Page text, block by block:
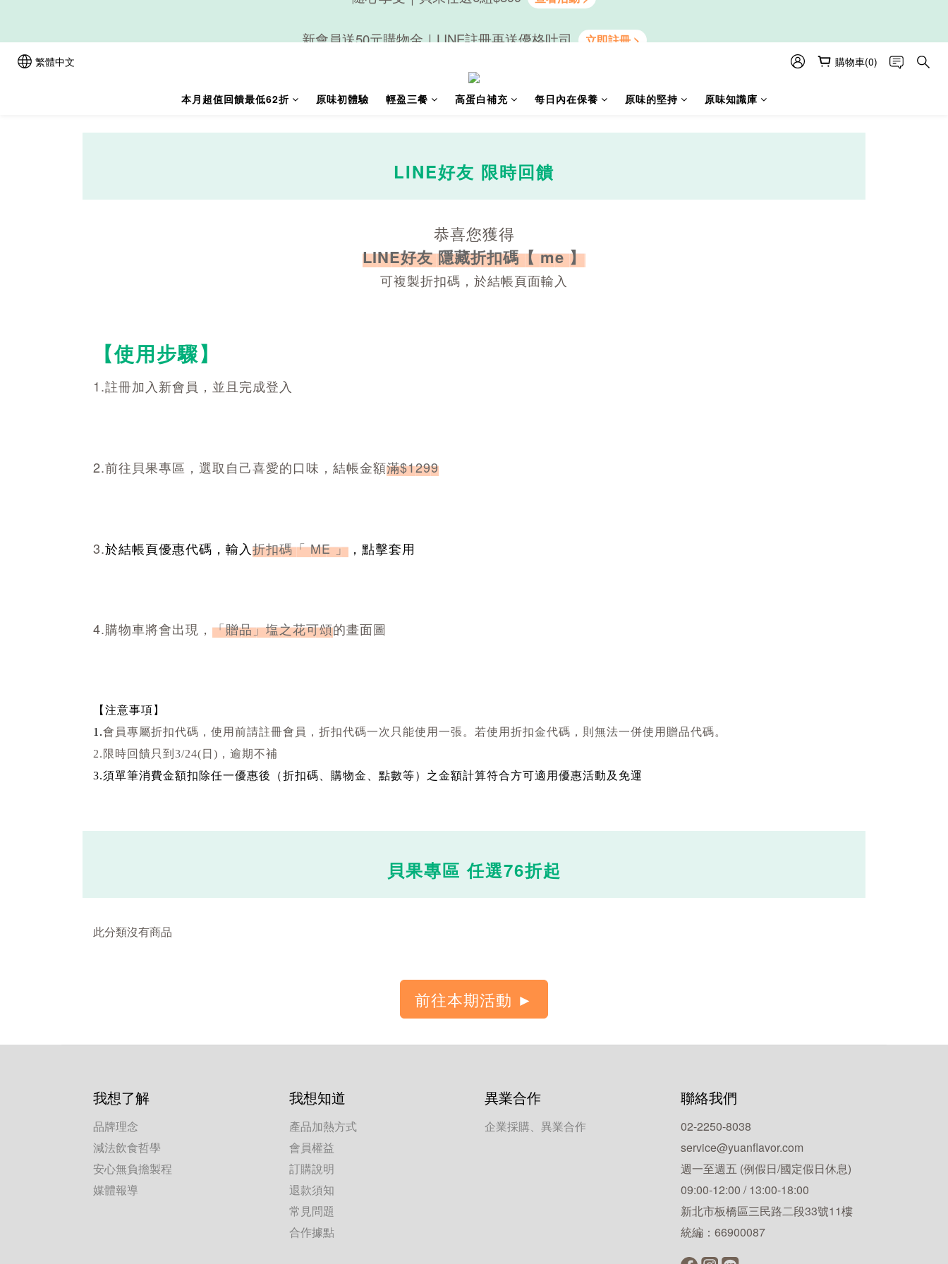
繁體中文 購物車(0)
本月超值回饋最低62折 原味初體驗 輕盈三餐 高蛋白補充 每日內在保養 原味的堅持 原味知識庫
LINE好友 限時回饋
恭喜您獲得
LINE好友 隱藏折扣碼【 me 】
可複製折扣碼，於結帳頁面輸入
【使用步驟】
1.註冊加入新會員，並且完成登入
2.前往貝果專區，選取自己喜愛的口味，結帳金額滿$1299
3.於結帳頁優惠代碼，輸入折扣碼「 ME 」 ，點擊套用
4.購物車將會出現， 「贈品」塩之花可頌的畫面圖
【注意事項】
1.會員專屬折扣代碼，使用前請註冊會員，折扣代碼一次只能使用一張。若使用折扣金代碼，則無法一併使用贈品代碼。
2.限時回饋只到3/24(日)， 逾期不補
3.須單筆消費金額扣除任一優惠後（折扣碼、購物金、點數等）之金額計算符合方可適用優惠活動及免運
貝果專區 任選76折起
此分類沒有商品
我想了解
品牌理念
減法飲食哲學
安心無負擔製程
媒體報導
我想知道
產品加熱方式
會員權益
訂購說明
退款須知
常見問題
合作據點
異業合作
企業採購、異業合作
聯絡我們
02-2250-8038
service@yuanflavor.com
週一至週五 (例假日/國定假日休息)
09:00-12:00 / 13:00-18:00
新北市板橋區三民路二段33號11樓
統編：66900087